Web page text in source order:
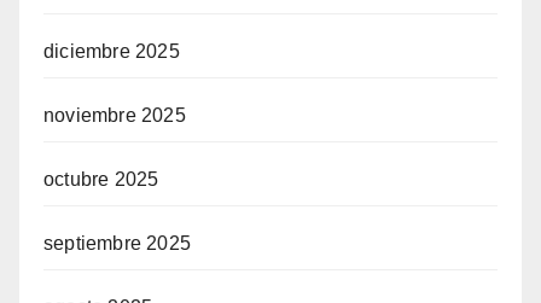
diciembre 2025
noviembre 2025
octubre 2025
septiembre 2025